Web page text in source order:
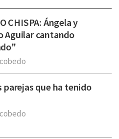
CHISPA: Ángela y
Aguilar cantando
parejas que ha tenido